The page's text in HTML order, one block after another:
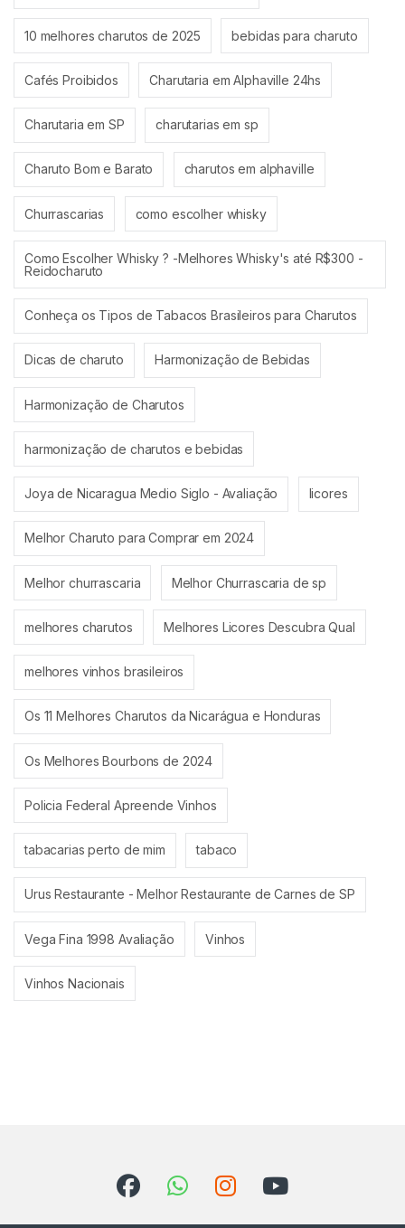
10 melhores charutos de 2025 bebidas para charuto
Cafés Proibidos Charutaria em Alphaville 24hs
Charutaria em SP charutarias em sp
Charuto Bom e Barato charutos em alphaville
Churrascarias como escolher whisky
Como Escolher Whisky ? -Melhores Whisky's até R$300 -
Reidocharuto
Conheça os Tipos de Tabacos Brasileiros para Charutos
Dicas de charuto Harmonização de Bebidas
Harmonização de Charutos
harmonização de charutos e bebidas
Joya de Nicaragua Medio Siglo - Avaliação licores
Melhor Charuto para Comprar em 2024
Melhor churrascaria Melhor Churrascaria de sp
melhores charutos Melhores Licores Descubra Qual
melhores vinhos brasileiros
Os 11 Melhores Charutos da Nicarágua e Honduras
Os Melhores Bourbons de 2024
Policia Federal Apreende Vinhos
tabacarias perto de mim tabaco
Urus Restaurante - Melhor Restaurante de Carnes de SP
Vega Fina 1998 Avaliação Vinhos
Vinhos Nacionais